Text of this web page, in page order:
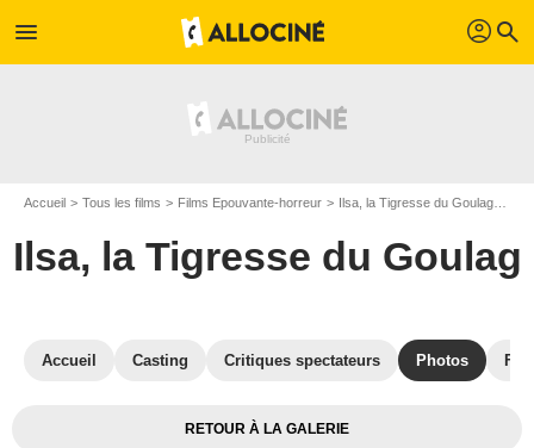
menu profil search
Accueil Tous les films Films Epouvante-horreur Ilsa, la Tigresse du Goulag
Ilsa, la Tigresse du Goulag
Accueil Casting Critiques spectateurs Photos
RETOUR À LA GALERIE